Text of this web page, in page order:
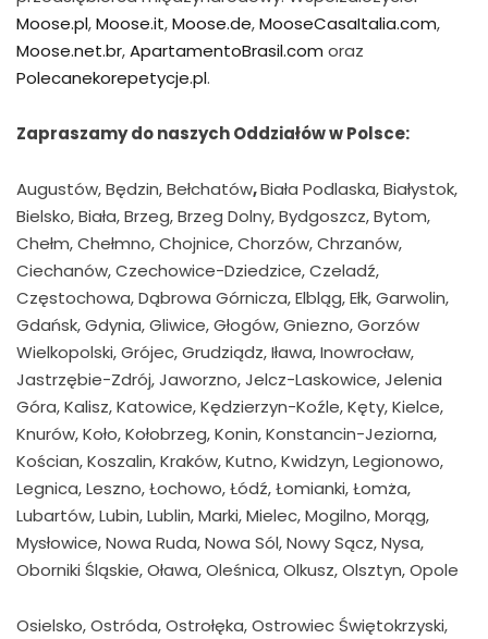
Moose.pl,Moose.it,Moose.de,MooseCasaItalia.com,
Moose.net.br,ApartamentoBrasil.com oraz
Polecanekorepetycje.pl.
Zapraszamy do naszych Oddziałów w Polsce:
Augustów, Będzin, Bełchatów,Biała Podlaska, Białystok,
Bielsko, Biała, Brzeg, Brzeg Dolny, Bydgoszcz, Bytom,
Chełm, Chełmno, Chojnice, Chorzów, Chrzanów,
Ciechanów, Czechowice-Dziedzice, Czeladź,
Częstochowa, Dąbrowa Górnicza, Elbląg, Ełk, Garwolin,
Gdańsk, Gdynia, Gliwice, Głogów, Gniezno, Gorzów
Wielkopolski, Grójec, Grudziądz, Iława, Inowrocław,
Jastrzębie-Zdrój, Jaworzno, Jelcz-Laskowice, Jelenia
Góra, Kalisz, Katowice, Kędzierzyn-Koźle, Kęty, Kielce,
Knurów, Koło, Kołobrzeg, Konin, Konstancin-Jeziorna,
Kościan, Koszalin, Kraków, Kutno, Kwidzyn, Legionowo,
Legnica, Leszno, Łochowo, Łódź, Łomianki, Łomża,
Lubartów, Lubin, Lublin, Marki, Mielec, Mogilno, Morąg,
Mysłowice, Nowa Ruda, Nowa Sól, Nowy Sącz, Nysa,
Oborniki Śląskie, Oława, Oleśnica, Olkusz, Olsztyn, Opole
Osielsko, Ostróda, Ostrołęka, Ostrowiec Świętokrzyski,